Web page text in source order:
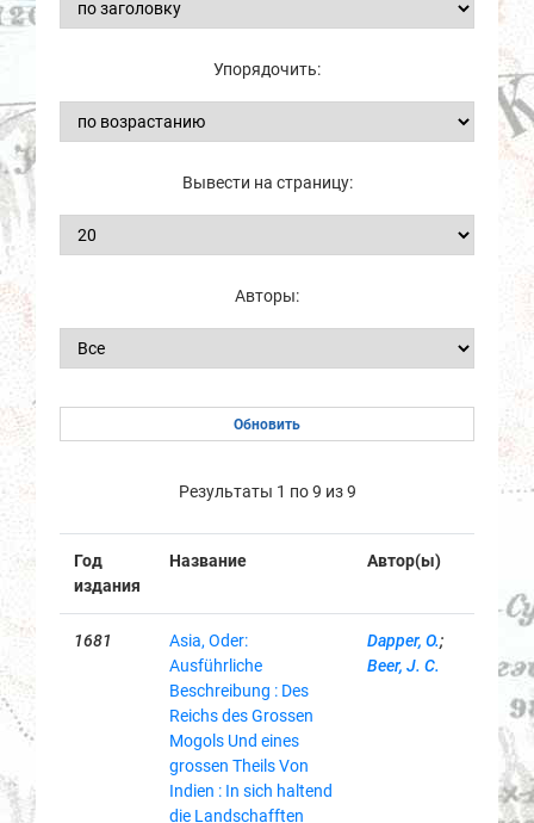
Упорядочить:
Вывести на страницу:
Авторы:
Результаты 1 по 9 из 9
Год
издания
Название Автор(ы)
1681
Asia, Oder:
Ausführliche
Beschreibung : Des
Reichs des Grossen
Mogols Und eines
grossen Theils Von
Indien : In sich haltend
die Landschafften
Dapper, O.;
Beer, J. C.